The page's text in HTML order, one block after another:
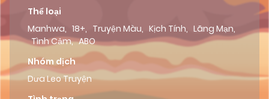
Thể loại
Manhwa, 18+, Truyện Màu, Kịch Tính, Lãng Mạn,
Tình Cảm, ABO
Nhóm dịch
Dưa Leo Truyện